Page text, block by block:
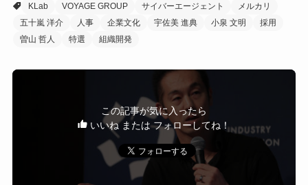
KLab
VOYAGE GROUP サイバーエージェント
メルカリ
五十嵐 洋介
人事 企業文化 宇佐美 進典 小泉 文明
採用
曽山 哲人
特選 組織開発
この記事が気に入ったら
いいね または フォローしてね！